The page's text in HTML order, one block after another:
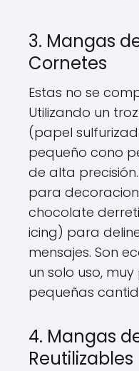
3. Mangas
Cornetes
Estas no se
Utilizando un
(papel
pequeño cono
de alta
para
chocolate
icing) para
mensajes. Son
un solo uso,
pequeñas
4. Mangas
Reutilizables